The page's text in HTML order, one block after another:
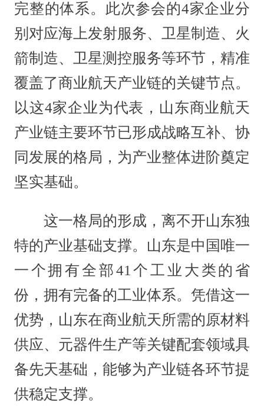
完整的体系。此次参会的4家企业分
别对应海上发射服务、卫星制造、火
箭制造、卫星测控服务等环节，精准
覆盖了商业航天产业链的关键节点。
以这4家企业为代表，山东商业航天
产业链主要环节已形成战略互补、协
同发展的格局，为产业整体进阶奠定
坚实基础。
这一格局的形成，离不开山东独
特的产业基础支撑。山东是中国唯一
一个拥有全部41个工业大类的省
份，拥有完备的工业体系。凭借这一
优势，山东在商业航天所需的原材料
供应、元器件生产等关键配套领域具
备先天基础，能够为产业链各环节提
供稳定支撑。